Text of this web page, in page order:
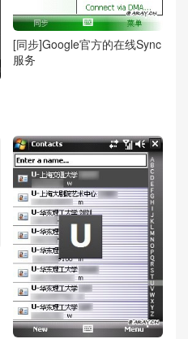
[同步]Google官方的在线Sync
服务